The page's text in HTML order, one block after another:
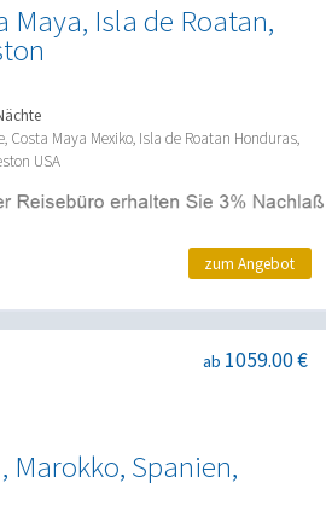
Maya, Isla de Roatan,
Costa Maya Mexiko, Isla de Roatan Honduras,
USA
zum Angebot
Marokko, Spanien,
ab 1059.00 €